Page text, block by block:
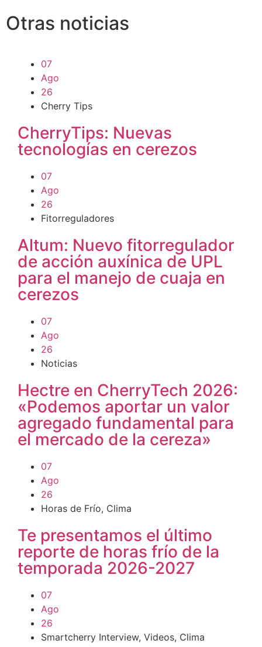
Otras noticias
07
Ago
26
Cherry Tips
CherryTips: Nuevas
tecnologías en cerezos
07
Ago
26
Fitorreguladores
Altum: Nuevo fitorregulador
de acción auxínica de UPL
para el manejo de cuaja en
cerezos
07
Ago
26
Noticias
Hectre en CherryTech 2026:
«Podemos aportar un valor
agregado fundamental para
el mercado de la cereza»
07
Ago
26
Horas de Frío, Clima
Te presentamos el último
reporte de horas frío de la
temporada 2026-2027
07
Ago
26
Smartcherry Interview, Videos, Clima